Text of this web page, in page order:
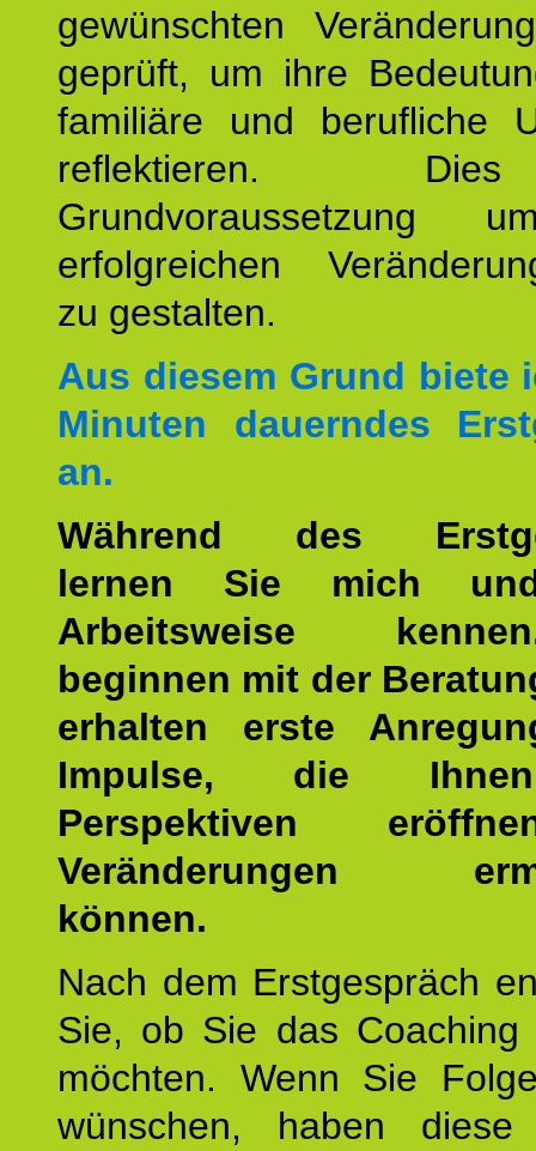
gewünschten
geprüft, um ihre
familiäre und berufliche
reflektieren.
Grundvoraussetzung
erfolgreichen
zu gestalten.
Aus diesem Grund biete
Minuten dauerndes
an.
Während des
lernen Sie mich
Arbeitsweise
beginnen mit der
erhalten erste
Impulse, die
Perspektiven
Veränderungen
können.
Nach dem Erstgespräch
Sie, ob Sie das Coaching
möchten. Wenn Sie
wünschen, haben diese